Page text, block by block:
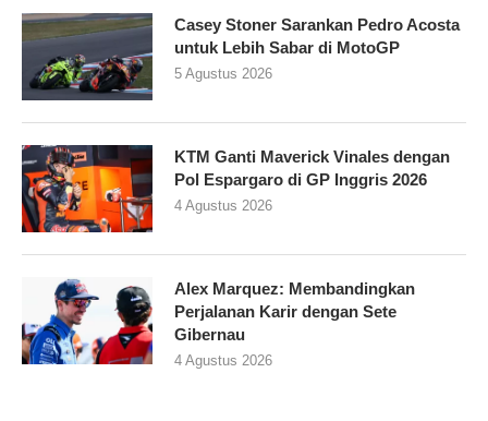
Casey Stoner Sarankan Pedro Acosta
untuk Lebih Sabar di MotoGP
5 Agustus 2026
KTM Ganti Maverick Vinales dengan
Pol Espargaro di GP Inggris 2026
4 Agustus 2026
Alex Marquez: Membandingkan
Perjalanan Karir dengan Sete
Gibernau
4 Agustus 2026